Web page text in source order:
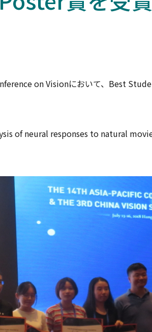
on Visionにおいて、Best
of neural responses to natural